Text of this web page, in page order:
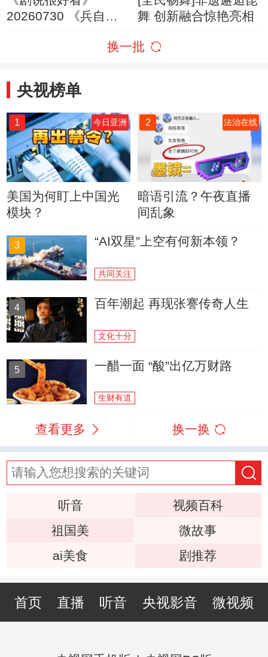
20260730 《兵自风
舞 创新融合惊艳亮相
换一批
央视榜单
1 今日亚洲
美国为何盯上中国光
模块？
2 法治在线
暗语引流？午夜直播
间乱象
3 “AI双星”上空有何新本领？
共同关注
4 百年潮起 再现张謇传奇人生
文化十分
5 一醋一面 “酸”出亿万财路
生财有道
查看更多 换一换
听音
视频百科
祖国美
微故事
ai美食
剧推荐
首页 直播 听音 央视影音 微视频